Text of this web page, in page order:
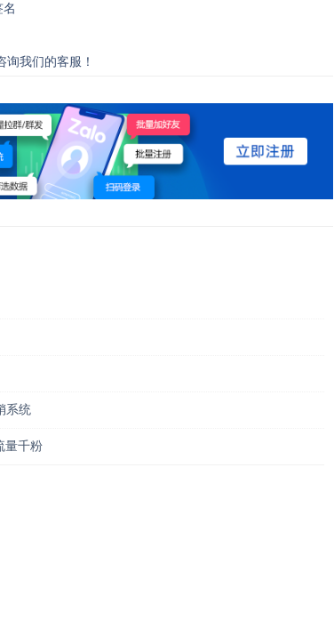
我们的客服！
系统
量千粉